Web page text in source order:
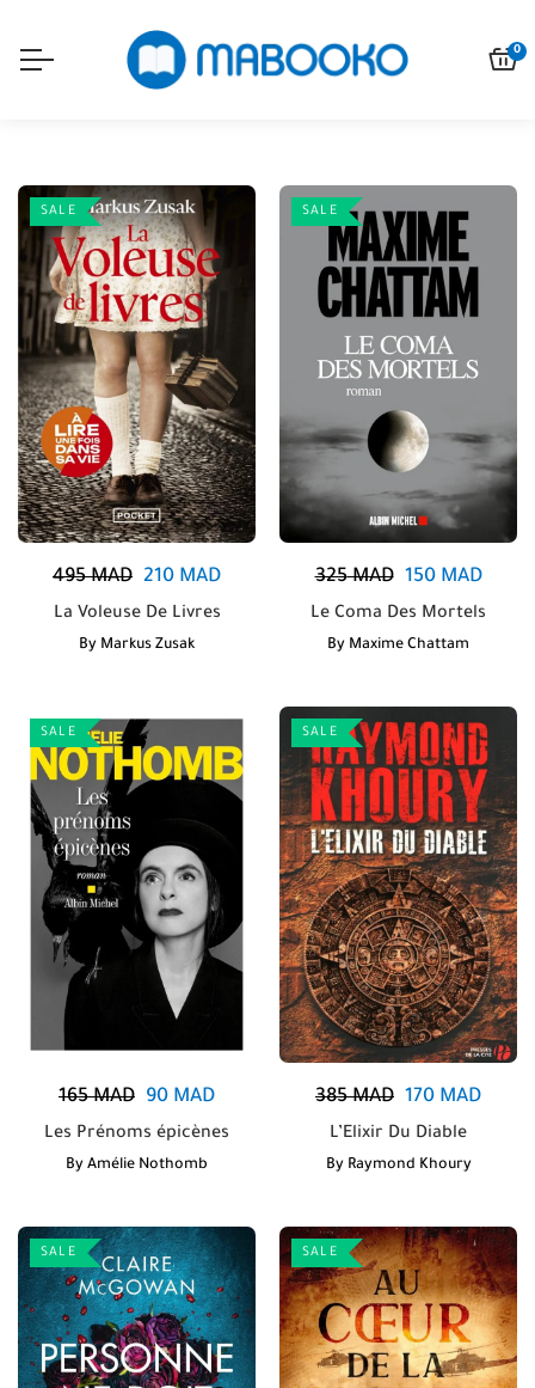
0
SALE
495MAD 210 MAD
La Voleuse De Livres
By Markus Zusak
SALE
325MAD 150MAD
Le Coma Des Mortels
By Maxime Chattam
SALE
165MAD 90 MAD
Les Prénoms épicènes
By Amélie Nothomb
SALE
385MAD 170 MAD
L’Elixir Du Diable
By Raymond Khoury
SALE SALE